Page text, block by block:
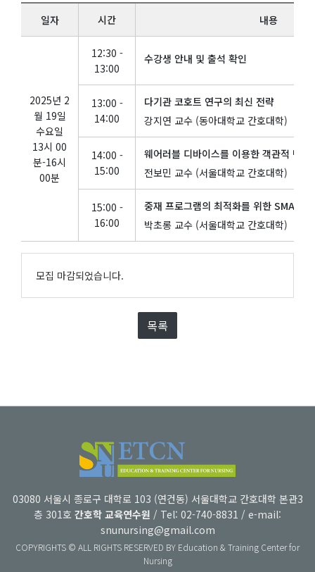
일자 시간 내용
2025년 2
월 19일
수요일
13시 00
분-16시
00분
12:30 -
13:00
수강생 안내 및 출석 확인
13:00 -
14:00
다기관 코호트 연구의 최신 전략
강지연 교수 (동아대학교 간호대학)
14:00 -
15:00
웨어러블 디바이스를 이용한 객관적 변수
전보민 교수 (서울대학교 간호대학)
15:00 -
16:00
중재 프로그램의 최적화를 위한 SMART
박초롱 교수 (서울대학교 간호대학)
모집 마감되었습니다.
목록
03080 서울시 종로구 대학로 103 (연건동) 서울대학교 간호대학 본관3
층 301호 간호학 교육연수원 / Tel: 02-740-8831 / e-mail:
snunursing@gmail.com
COPYRIGHTS © ALL RIGHTS RESERVED BY Education & Training Center for
Nursing